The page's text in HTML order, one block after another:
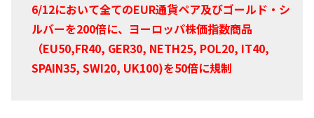
6/12において全てのEUR通貨ペア及びゴールド・シ
ルバーを200倍に、ヨーロッパ株価指数商品
（EU50,FR40, GER30, NETH25, POL20, IT40,
SPAIN35, SWI20, UK100)を50倍に規制